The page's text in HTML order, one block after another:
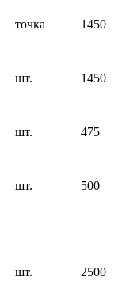
точка 1450
шт. 1450
шт. 475
шт. 500
шт. 2500